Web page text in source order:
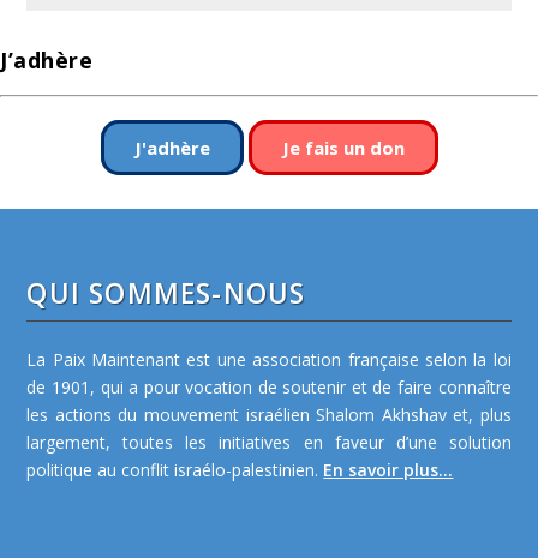
J’adhère
J'adhère Je fais un don
QUI SOMMES-NOUS
La Paix Maintenant est une association française selon la loi
de 1901, qui a pour vocation de soutenir et de faire connaître
les actions du mouvement israélien Shalom Akhshav et, plus
largement, toutes les initiatives en faveur d’une solution
politique au conflit israélo-palestinien. En savoir plus...